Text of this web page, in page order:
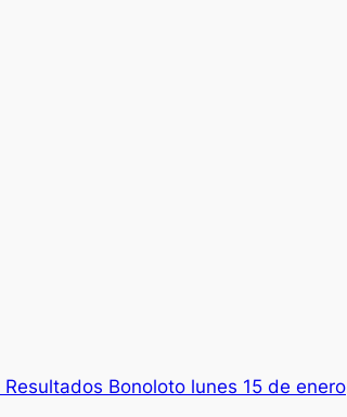
Resultados Bonoloto lunes 15 de enero